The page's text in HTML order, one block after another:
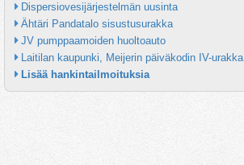
Dispersiovesijärjestelmän uusinta
Ähtäri Pandatalo sisustusurakka
JV pumppaamoiden huoltoauto
Laitilan kaupunki, Meijerin päiväkodin IV-urakka
Lisää hankintailmoituksia